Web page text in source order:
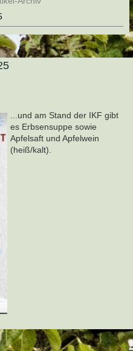
...und am Stand der IKF gibt
es Erbsensuppe sowie
Apfelsaft und Apfelwein
(heiß/kalt).